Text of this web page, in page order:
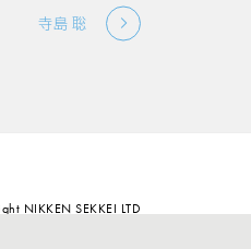
寺島 聡
NIKKEN SEKKEI LTD